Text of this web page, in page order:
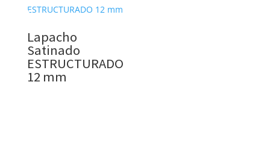
Lapacho
Satinado
ESTRUCTURADO
12 mm